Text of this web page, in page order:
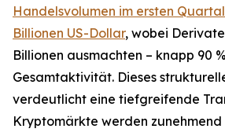
Handelsvolumen im ersten
Billionen US-Dollar, wobei
Billionen ausmachten – knapp 90
Gesamtaktivität. Dieses
verdeutlicht eine tiefgreifende
Kryptomärkte werden zunehmend